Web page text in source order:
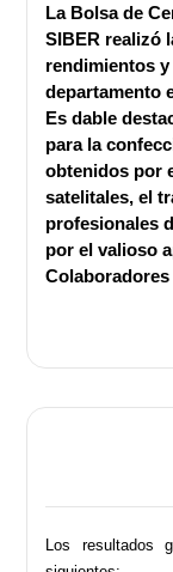
La Bolsa de
SIBER realizó
rendimientos
departamento
Es dable
para la
obtenidos por
satelitales, el
profesionales
por el valioso
Colaboradores
Los resultados